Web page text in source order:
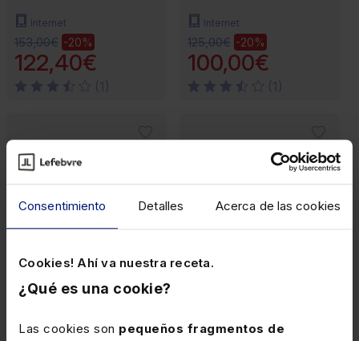
Consentimiento Detalles Acerca de las cookies
Cookies! Ahí va nuestra receta.
¿Qué es una cookie?
Las cookies son pequeños fragmentos de
Internet
153,00€ -20%
122,40€
Internet
125,00€ -20%
100,00€